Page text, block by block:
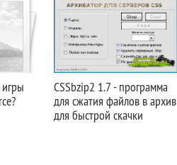
CSSbzip2 1.7 - программа
для сжатия файлов в архив
для быстрой скачки